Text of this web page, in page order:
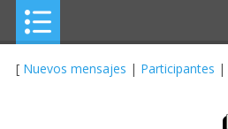
[ Nuevos mensajes | Participantes |